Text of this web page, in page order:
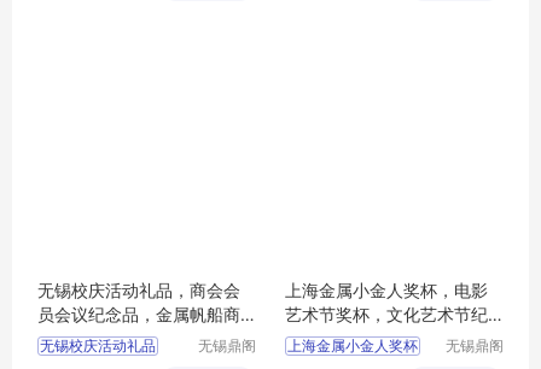
无锡校庆活动礼品，商会会
员会议纪念品，金属帆船商
务摆件
无锡校庆活动礼品
无锡鼎阁
上海金属小金人奖杯，电影
艺术节奖杯，文化艺术节纪
念奖品批发
上海金属小金人奖杯
无锡鼎阁